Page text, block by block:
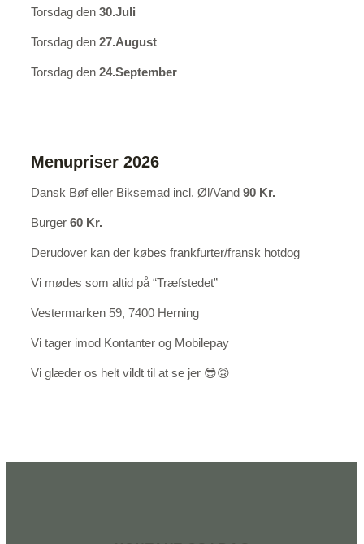
Torsdag den 30.Juli
Torsdag den 27.August
Torsdag den 24.September
Menupriser 2026
Dansk Bøf eller Biksemad incl. Øl/Vand 90 Kr.
Burger 60 Kr.
Derudover kan der købes frankfurter/fransk hotdog
Vi mødes som altid på “Træfstedet”
Vestermarken 59, 7400 Herning
Vi tager imod Kontanter og Mobilepay
Vi glæder os helt vildt til at se jer 😎🙃